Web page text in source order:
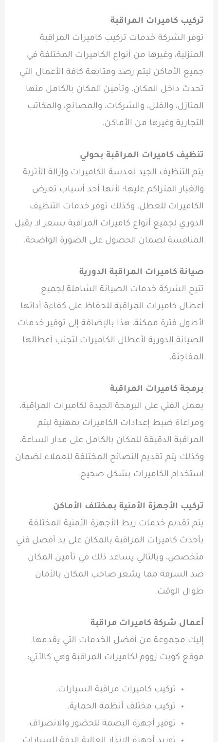
تركيب كاميرات المراقبة
توفر الشركة خدمات تركيب كاميرات المراقبة
المنزلية، وغيرها من أنواع الكاميرات المختلفة في
جميع الأماكن ليتم رصد ومتابعة كافة الأعمال التي
تحدث داخل المكان، وتأمين المكان بالكامل منها
المنازل، والفلل، والشركات، والمصانع، والمكاتب
التجارية وغيرها من الأماكن.
تنظيف كاميرات المراقبة بحولي
يتم التنظيف الجيد لعدسة الكاميرات وإزالة الأتربة
والغبار المتراكم عليها؛ لأنها أحد أسباب تعرض
الكاميرات للعطل، وكذلك توفر خدمات التنظيف
الدوري لجميع أنواع كاميرات المراقبة بسعر لا يقبل
المنافسة لضمان الحصول على الصورة الواضحة.
صيانة كاميرات المراقبة الدورية
تتيح الشركة خدمات الصيانة الشاملة لجميع
أعطال كاميرات المراقبة للحفاظ على كفاءة أدائها
لأطول فترة ممكنة، هذا بالإضافة إلى توفير خدمات
الصيانة الدورية لأعطال الكاميرات لتجنب أعطالها
المفاجئة.
برمجة كاميرات المراقبة
يعمل الفني على البرمجة الجيدة لكاميرات المراقبة،
ومراعاة ضبط إعدادات الكاميرات بمهنية ليتم
المراقبة الدقيقة للمكان بالكامل على مدار الساعة،
وكذلك يتم تقديم النصائح المختلفة للعملاء لضمان
استخدام الكاميرات بشكل صحيح.
تركيب الأجهزة الأمنية بمختلف الأماكن
يتم تقديم خدمات ربط الأجهزة الأمنية المختلفة
بأحدث كاميرات المراقبة بالمكان على يد أفضل فني
متخصص، وبالتالي يساعد ذلك في تأمين المكان
ضد السرقة مما يشعر صاحب المكان بالأمان
طوال الوقت.
أعمال شركة كاميرات مراقبة
إليك مجموعة من أفضل الخدمات التي يقدمها
موقع كويت زووم لكاميرات المراقبة وهي كالآتي:
تركيب كاميرات مراقبة السيارات.
تركيب مختلف أنظمة الحماية.
توفير أجهزة البصمة للحضور والانصراف.